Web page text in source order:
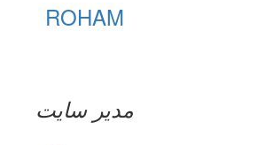
ROHAM
مدیر سایت